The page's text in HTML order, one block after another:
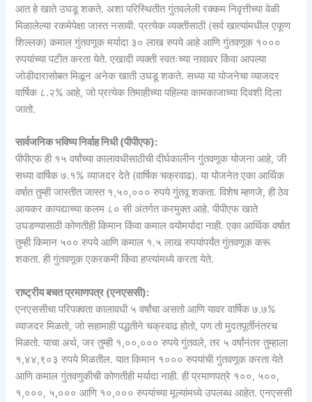
आत हे खाते उघडू शकते. अशा परिस्थितीत गुंतवलेली रक्कम निवृत्तीच्या वेळी
मिळालेल्या रकमेपेक्षा जास्त नसावी. प्रत्येक व्यक्तीसाठी (सर्व खात्यांमधील एकूण
शिल्लक) कमाल गुंतवणूक मर्यादा ३० लाख रुपये आहे आणि गुंतवणूक १०००
रुपयांच्या पटीत करता येते. एखादी व्यक्ती स्वतःच्या नावावर किंवा आपल्या
जोडीदारासोबत मिळून अनेक खाती उघडू शकते. सध्या या योजनेचा व्याजदर
वार्षिक ८.२% आहे, जो प्रत्येक तिमाहीच्या पहिल्या कामकाजाच्या दिवशी दिला
जातो.
सार्वजनिक भविष्य निर्वाह निधी (पीपीएफ):
पीपीएफ ही १५ वर्षांच्या कालावधीसाठीची दीर्घकालीन गुंतवणूक योजना आहे, जी
सध्या वार्षिक ७.१% व्याजदर देते (वार्षिक चक्रवाढ). या योजनेत एका आर्थिक
वर्षात तुम्ही जास्तीत जास्त १,५०,००० रुपये गुंतवू शकता. विशेष म्हणजे, ही ठेव
आयकर कायद्याच्या कलम ८० सी अंतर्गत करमुक्त आहे. पीपीएफ खाते
उघडण्यासाठी कोणतीही किमान किंवा कमाल वयोमर्यादा नाही. एका आर्थिक वर्षात
तुम्ही किमान ५०० रुपये आणि कमाल १.५ लाख रुपयांपर्यंत गुंतवणूक करू
शकता. ही गुंतवणूक एकरकमी किंवा हप्त्यांमध्ये करता येते.
राष्ट्रीय बचत प्रमाणपत्र (एनएससी):
एनएससीचा परिपक्वता कालावधी ५ वर्षांचा असतो आणि यावर वार्षिक ७.७%
व्याजदर मिळतो, जो सहामाही पद्धतीने चक्रवाढ होतो, पण तो मुदतपूर्तीनंतरच
मिळतो. याचा अर्थ, जर तुम्ही १,००,००० रुपये गुंतवले, तर ५ वर्षांनंतर तुम्हाला
१,४४,९०३ रुपये मिळतील. यात किमान १००० रुपयांची गुंतवणूक करता येते
आणि कमाल गुंतवणुकीची कोणतीही मर्यादा नाही. ही प्रमाणपत्रे १००, ५००,
१,०००, ५,००० आणि १०,००० रुपयांच्या मूल्यांमध्ये उपलब्ध आहेत. एनएससी